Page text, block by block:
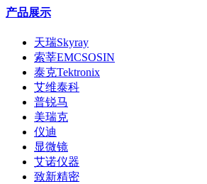
产品展示
天瑞Skyray
索莘EMCSOSIN
泰克Tektronix
艾维泰科
普锐马
美瑞克
仪迪
显微镜
艾诺仪器
致新精密